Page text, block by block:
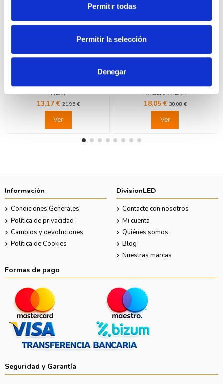
Permitir todas
Permitir la selección
Denegar
16A blanco LEGRAND VALENA
NEXT
13,17 € 21,95 €
Ver
SAT final aluminio LEGRAND
VALENA NEXT
18,05 €30,08 €
Ver
Información
Condiciones Generales
Política de privacidad
Cambios y devoluciones
Política de Cookies
DivisionLED
Contacte con nosotros
Mi cuenta
Quiénes somos
Blog
Nuestras marcas
Formas de pago
Seguridad y Garantía